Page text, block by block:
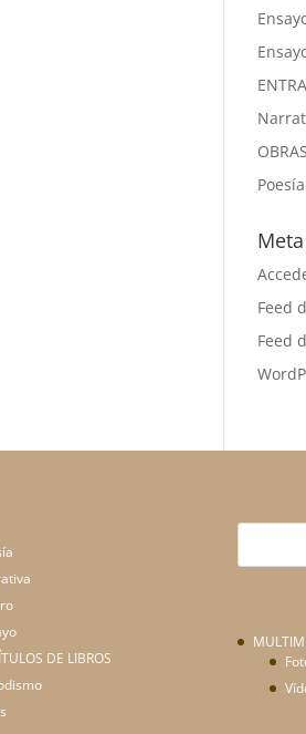
OBRAS
Poesía
Meta
Feed
Feed
DE LIBROS